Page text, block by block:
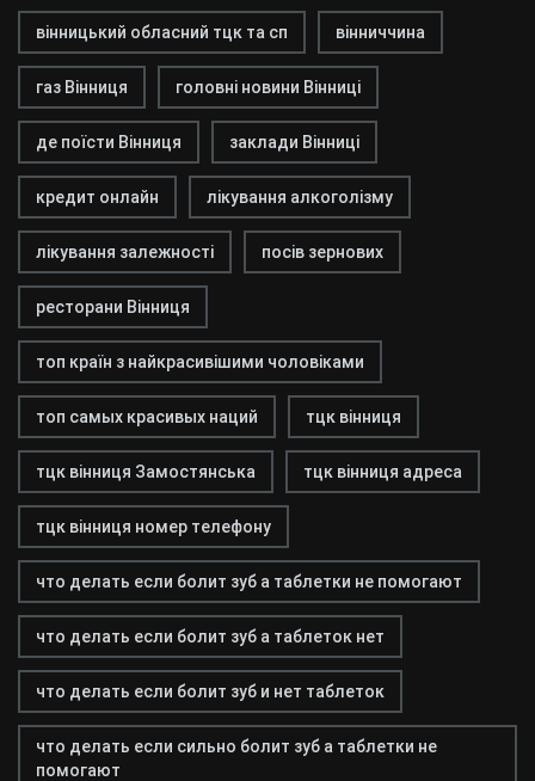
вінницький обласний тцк та сп вінниччина
газ Вінниця головні новини Вінниці
де поїсти Вінниця заклади Вінниці
кредит онлайн лікування алкоголізму
лікування залежності посів зернових
ресторани Вінниця
топ країн з найкрасивішими чоловіками
топ самых красивых наций тцк вінниця
тцк вінниця Замостянська тцк вінниця адреса
тцк вінниця номер телефону
что делать если болит зуб а таблетки не помогают
что делать если болит зуб а таблеток нет
что делать если болит зуб и нет таблеток
что делать если сильно болит зуб а таблетки не
помогают